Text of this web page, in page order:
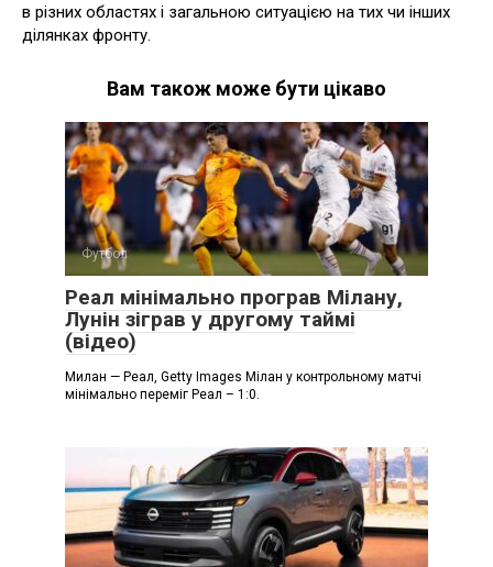
в різних областях і загальною ситуацією на тих чи інших
ділянках фронту.
Вам також може бути цікаво
Футбол
Реал мінімально програв Мілану,
Лунін зіграв у другому таймі
(відео)
Милан — Реал, Getty Images Мілан у контрольному матчі
мінімально переміг Реал – 1:0.